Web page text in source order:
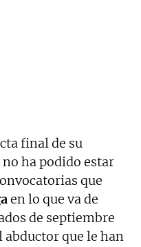
final de su
ha podido estar
que
en lo que va de
de septiembre
abductor que le han